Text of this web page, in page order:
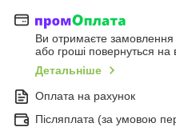
Ви отримаєте замовлення
або гроші повернуться на
Детальніше
Оплата на рахунок
Післяплата (за умовою